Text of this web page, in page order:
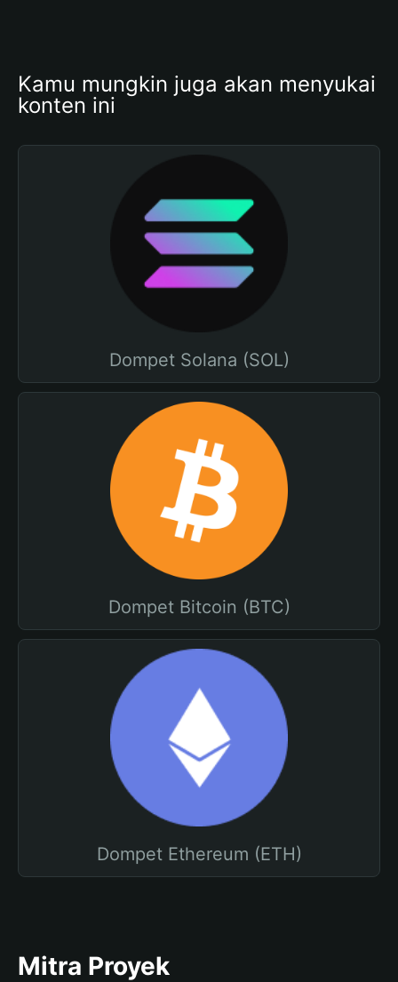
Kamu mungkin juga akan menyukai
konten ini
Dompet Solana (SOL)
Dompet Bitcoin (BTC)
Dompet Ethereum (ETH)
Mitra Proyek